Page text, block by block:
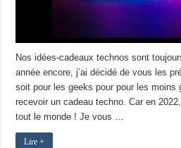
Nos idées-cadeaux technos sont
année encore, j’ai décidé de vous les
soit pour les geeks pour pour les moins
recevoir un cadeau techno. Car en
tout le monde ! Je vous …
Lire +